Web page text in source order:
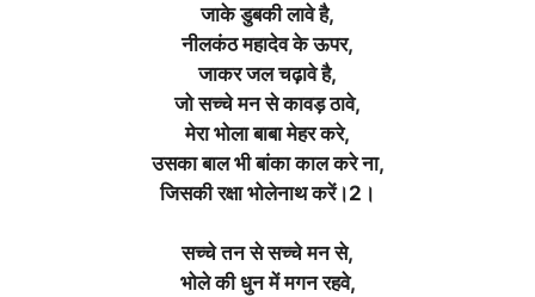
जाके डुबकी लावे है,
नीलकंठ महादेव के ऊपर,
जाकर जल चढ़ावे है,
जो सच्चे मन से कावड़ ठावे,
मेरा भोला बाबा मेहर करे,
उसका बाल भी बांका काल करे ना,
जिसकी रक्षा भोलेनाथ करें।2।
सच्चे तन से सच्चे मन से,
भोले की धुन में मगन रहवे,